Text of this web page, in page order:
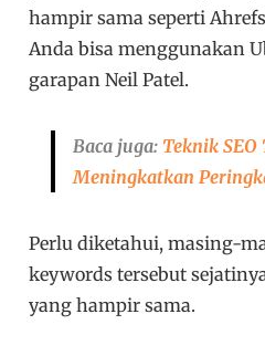
hampir sama seperti
Anda bisa menggunakan
garapan Neil Patel.
Baca juga: Teknik
Meningkatkan
Perlu diketahui, masing-
keywords tersebut
yang hampir sama.